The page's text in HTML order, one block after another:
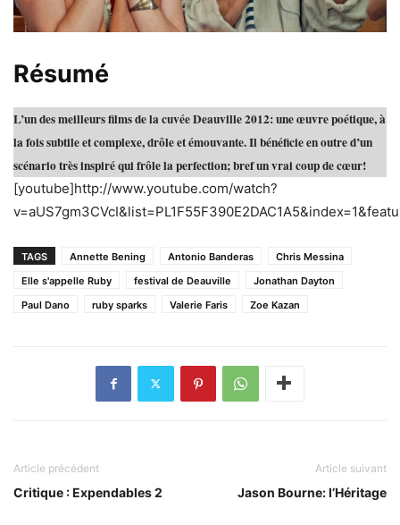
Résumé
L’un des meilleurs films de la cuvée Deauville 2012: une œuvre poétique, à
la fois subtile et complexe, drôle et émouvante. Il bénéficie en outre d’un
scénario très inspiré qui frôle la perfection; bref un vrai coup decœur!
[youtube]http://www.youtube.com/watch?
TAGS Annette Bening Antonio Banderas
Chris Messina
Elle s'appelle Ruby
festival de Deauville
Jonathan Dayton
Paul Dano
ruby sparks Valerie Faris Zoe Kazan
Article précédent
Critique : Expendables 2
Article suivant
Jason Bourne: l’Héritage